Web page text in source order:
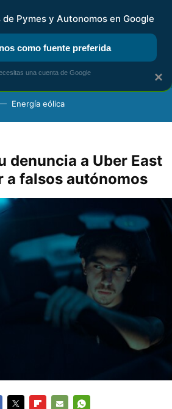
KIT DIGITAL RENTA
Energía eólica
denuncia a Uber East
a falsos autónomos
×
Pymes y Autonomos en Google
como fuente preferida
una cuenta de Google